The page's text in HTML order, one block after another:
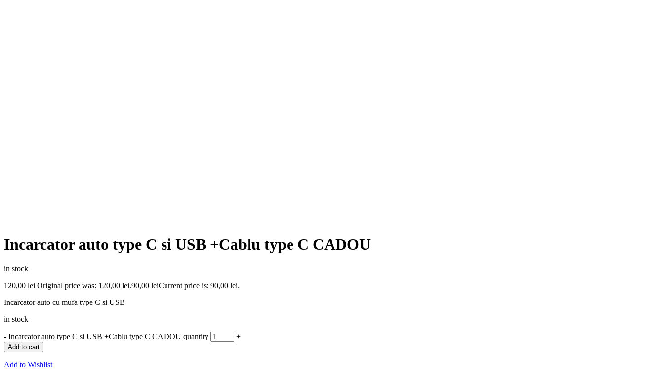
Incarcator auto type C si USB +Cablu type C CADOU
in stock
120,00lei Original price was: 120,00 lei.90,00 leiCurrent price is: 90,00 lei.
Incarcator auto cu mufa type C si USB
in stock
- Incarcator auto type C si USB +Cablu type C CADOU quantity +
Add to cart
Add to Wishlist